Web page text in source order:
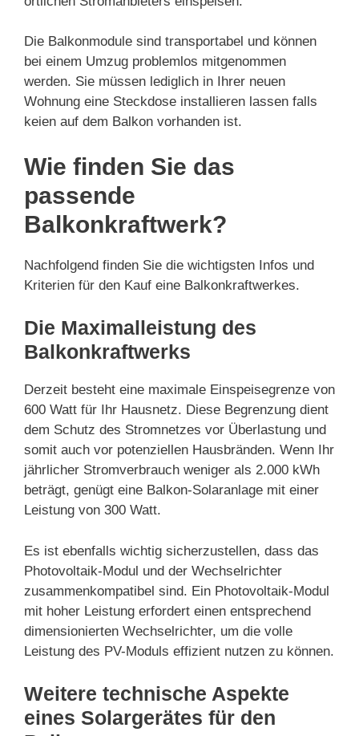
Die Balkonmodule sind transportabel und können
bei einem Umzug problemlos mitgenommen
werden. Sie müssen lediglich in Ihrer neuen
Wohnung eine Steckdose installieren lassen falls
keien auf dem Balkon vorhanden ist.
Wie finden Sie das
passende
Balkonkraftwerk?
Nachfolgend finden Sie die wichtigsten Infos und
Kriterien für den Kauf eine Balkonkraftwerkes.
Die Maximalleistung des
Balkonkraftwerks
Derzeit besteht eine maximale Einspeisegrenze von
600 Watt für Ihr Hausnetz. Diese Begrenzung dient
dem Schutz des Stromnetzes vor Überlastung und
somit auch vor potenziellen Hausbränden. Wenn Ihr
jährlicher Stromverbrauch weniger als 2.000 kWh
beträgt, genügt eine Balkon-Solaranlage mit einer
Leistung von 300 Watt.
Es ist ebenfalls wichtig sicherzustellen, dass das
Photovoltaik-Modul und der Wechselrichter
zusammenkompatibel sind. Ein Photovoltaik-Modul
mit hoher Leistung erfordert einen entsprechend
dimensionierten Wechselrichter, um die volle
Leistung des PV-Moduls effizient nutzen zu können.
Weitere technische Aspekte
eines Solargerätes für den